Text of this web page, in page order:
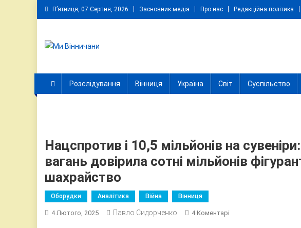
Skip
to
П’ятниця, 07 Серпня, 2026 Засновник медіа Про нас Редакційна політика
Розслідування Вінниця Україна Світ Суспільство
Нацспротив і 10,5 мільйонів на
вагань довірила сотні мільйонів
шахрайство
Оборудки Аналітика Війна Вінниця
4 Лютого, 2025 Павло Сидорченко 4 Коментарі